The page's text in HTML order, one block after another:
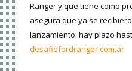
Ranger y que tiene como
asegura que ya se
lanzamiento: hay plazo
desafiofordranger.com.ar